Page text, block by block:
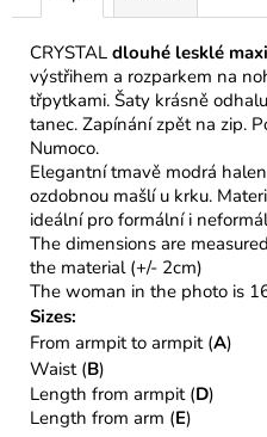
CRYSTAL dlouhé lesklé
výstřihem a rozparkem na
třpytkami. Šaty krásně
tanec. Zapínání zpět na zip.
Numoco.
Elegantní tmavě modrá
ozdobnou mašlí u krku.
ideální pro formální i
The dimensions are
the material (+/- 2cm)
The woman in the photo is
Sizes:
From armpit to armpit (A)
Waist (B)
Length from armpit (D)
Length from arm (E)